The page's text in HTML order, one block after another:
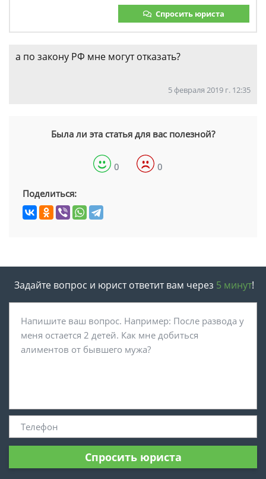
Спросить юриста
а по закону РФ мне могут отказать?
5 февраля 2019 г. 12:35
Была ли эта статья для вас полезной?
0 0
Поделиться:
Задайте вопрос и юрист ответит вам через 5 минут!
Спросить юриста